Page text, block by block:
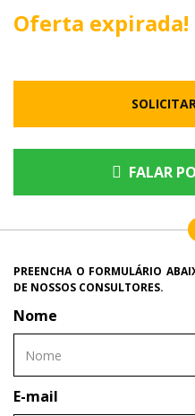
Oferta expirada!
FALAR
PREENCHA O FORMULÁRIO
DE NOSSOS CONSULTORES.
Nome
E-mail